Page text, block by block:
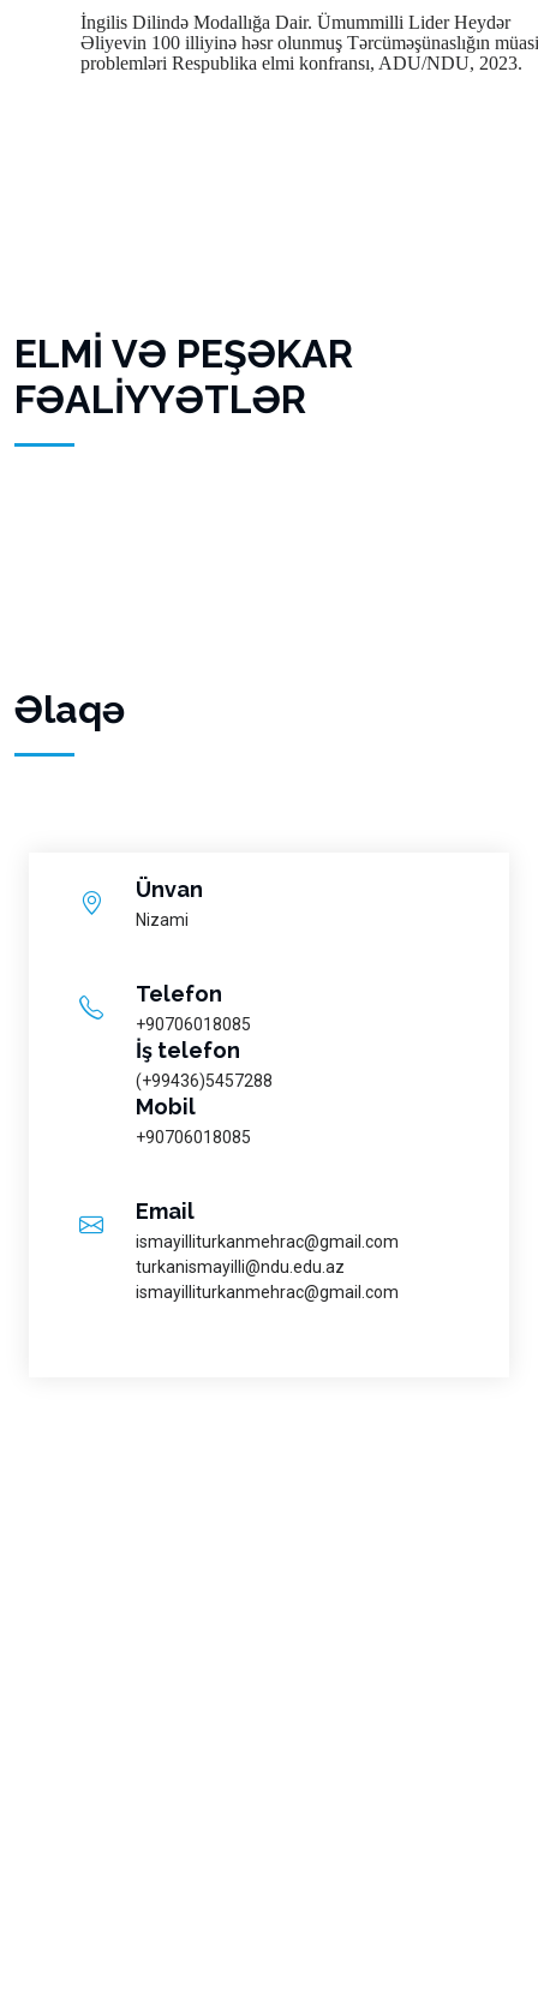
İngilis Dilində Modallığa Dair. Ümummilli Lider Heydər
Əliyevin 100 illiyinə həsr olunmuş Tərcüməşünaslığın
problemləri Respublika elmi konfransı, ADU/NDU, 2023.
ELMİ VƏ PEŞƏKAR
FƏALİYYƏTLƏR
Əlaqə
Ünvan
Nizami
Telefon
+90706018085
İş telefon
(+99436)5457288
Mobil
+90706018085
Email
ismayilliturkanmehrac@gmail.com
turkanismayilli@ndu.edu.az
ismayilliturkanmehrac@gmail.com